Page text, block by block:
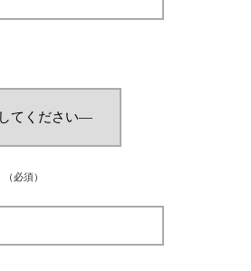
（必須）